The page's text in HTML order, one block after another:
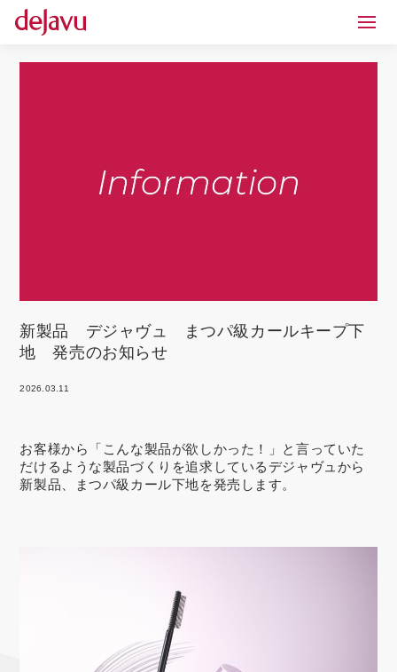
新製品 デジャヴュ まつパ級カールキープ下
地 発売のお知らせ
2026.03.11
お客様から「こんな製品が欲しかった！」と言っていた
だけるような製品づくりを追求しているデジャヴュから
新製品、まつパ級カール下地を発売します。